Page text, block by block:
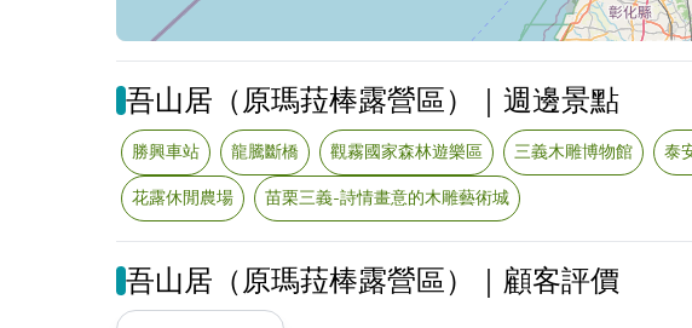
吾山居（原瑪菈棒露營區）｜週邊景點
勝興車站 龍騰斷橋 觀霧國家森林遊樂區 三義木雕博物館 泰
花露休閒農場
苗栗三義-詩情畫意的木雕藝術城
吾山居（原瑪菈棒露營區）｜顧客評價